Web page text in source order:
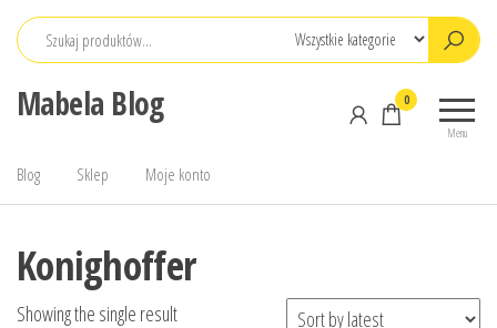
Przejdź
Mabela Blog
Menu
0
Blog Sklep Moje konto
Konighoffer
Showing the single result